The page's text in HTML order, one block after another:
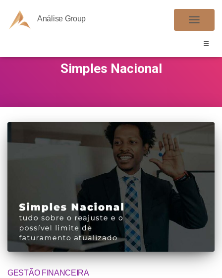
Análise Group
Simples Nacional
GESTÃO FINANCEIRA